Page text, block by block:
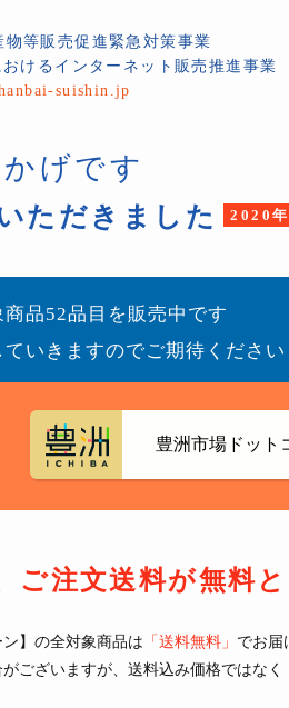
等販売促進緊急対策事業
けるインターネット販売推進事業
suishin.jp
げです
ただきました 2020
品52品目を販売中です
いきますのでご期待ください
豊洲市場ドット
ご注文送料が無料
】の全対象商品は 「送料無料」 でお届
ございますが、送料込み価格ではなく